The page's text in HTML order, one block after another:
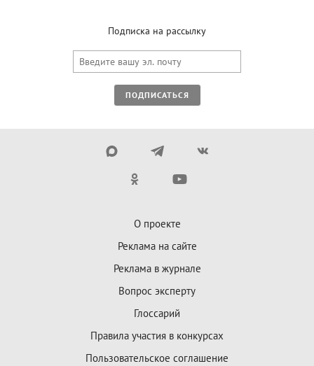
Подписка на рассылку
ПОДПИСАТЬСЯ
О проекте
Реклама на сайте
Реклама в журнале
Вопрос эксперту
Глоссарий
Правила участия в конкурсах
Пользовательское соглашение